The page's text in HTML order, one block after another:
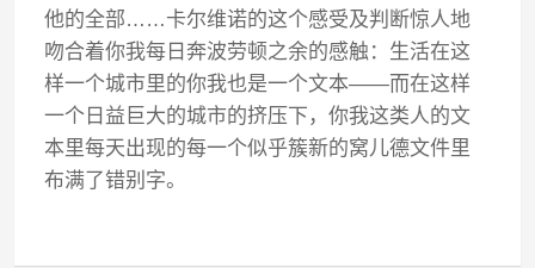
他的全部……卡尔维诺的这个感受及判断惊人地
吻合着你我每日奔波劳顿之余的感触：生活在这
样一个城市里的你我也是一个文本——而在这样
一个日益巨大的城市的挤压下，你我这类人的文
本里每天出现的每一个似乎簇新的窝儿德文件里
布满了错别字。